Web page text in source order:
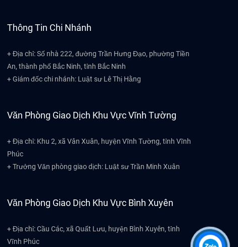
Thông Tin Chi Nhánh
+ Địa chỉ: Số nhà 222, đường Trần Hưng Đạo, phường Tiền
An, thành phố Bắc Ninh, tỉnh Bắc Ninh
+ Giám đốc chi nhánh: Luật sư Lê Thị Hằng
Văn Phòng Giao Dịch Khu Vực Vĩnh Tường
+ Địa chỉ: Khu 2, xã Vân Xuân, huyện Vĩnh Tường, tỉnh Vĩnh
Phúc
+ Trưởng Văn phòng giao dịch: Luật sư Trần Minh Xuân
Văn Phòng Giao Dịch Khu Vực Bình Xuyên
+ Địa chỉ: Cầu Các, xã Quất Lưu, huyện Bình Xuyên, tỉnh
Vĩnh Phúc